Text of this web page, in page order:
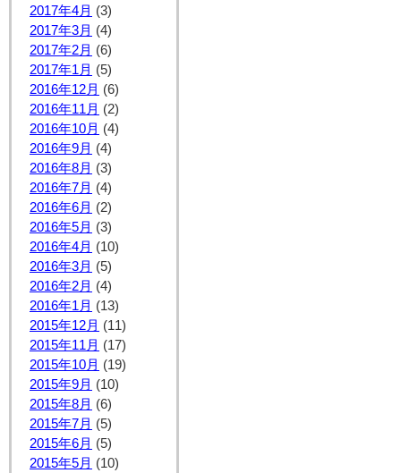
2017年4月 (3)
2017年3月 (4)
2017年2月 (6)
2017年1月 (5)
2016年12月 (6)
2016年11月 (2)
2016年10月 (4)
2016年9月 (4)
2016年8月 (3)
2016年7月 (4)
2016年6月 (2)
2016年5月 (3)
2016年4月 (10)
2016年3月 (5)
2016年2月 (4)
2016年1月 (13)
2015年12月 (11)
2015年11月 (17)
2015年10月 (19)
2015年9月 (10)
2015年8月 (6)
2015年7月 (5)
2015年6月 (5)
2015年5月 (10)